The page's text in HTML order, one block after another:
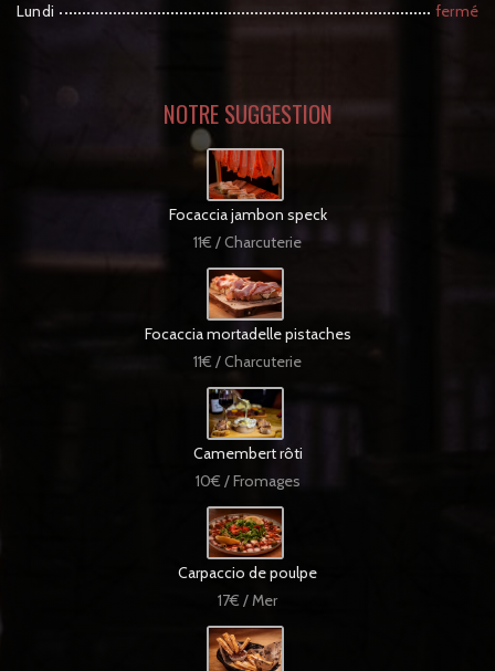
Lundi
fermé
NOTRE SUGGESTION
Focaccia jambon speck
11€ / Charcuterie
Focaccia mortadelle pistaches
11€ / Charcuterie
Camembert rôti
10€ / Fromages
Carpaccio de poulpe
17€ / Mer